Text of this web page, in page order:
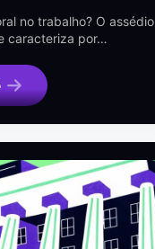
no trabalho? O assédio
caracteriza por…